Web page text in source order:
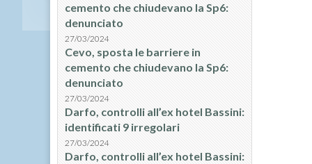
cemento che chiudevano la Sp6:
denunciato
27/03/2024
Cevo, sposta le barriere in
cemento che chiudevano la Sp6:
denunciato
27/03/2024
Darfo, controlli all’ex hotel Bassini:
identificati 9 irregolari
27/03/2024
Darfo, controlli all’ex hotel Bassini: